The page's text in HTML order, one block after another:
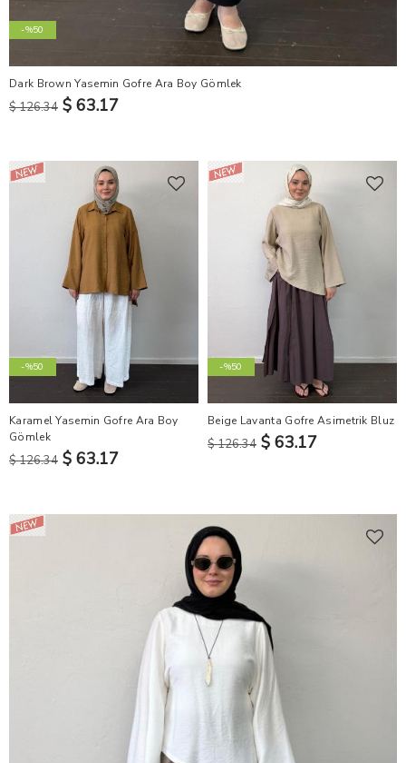
-%50
Dark Brown Yasemin Gofre Ara Boy Gömlek
$ 126.34 $ 63.17
-%50
Karamel Yasemin Gofre Ara Boy
Gömlek
$ 126.34 $ 63.17
-%50
Beige Lavanta Gofre Asimetrik Bluz
$ 126.34 $ 63.17